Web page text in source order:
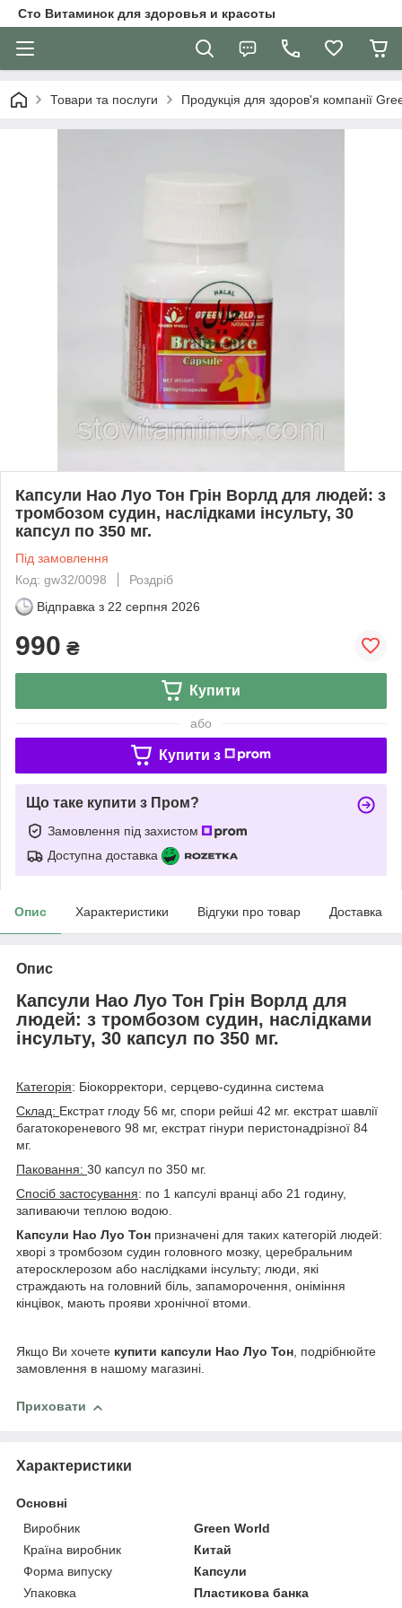
Сто Витаминок для здоровья и красоты
Товари та послуги Продукція для здоров'я компанії
Капсули Нао Луо Тон Грін Ворлд для людей: з
тромбозом судин, наслідками інсульту, 30
капсул по 350 мг.
Під замовлення
Код: gw32/0098
Роздріб
Відправка з 22 серпня 2026
990 ₴
Купити
або
Купити з
Що таке купити з Пром?
Замовлення під захистом
Доступна доставка
Опис Характеристики Відгуки про товар Доставка
Опис
Капсули Нао Луо Тон Грін Ворлд для
людей: з тромбозом судин, наслідками
інсульту, 30 капсул по 350 мг.
Категорія: Біокорректори, серцево-судинна система
Склад: Екстрат глоду 56 мг, спори рейші 42 мг. екстрат шавлії
багатокореневого 98 мг, екстрат гінури перистонадрізної 84
мг.
Паковання: 30 капсул по 350 мг.
Спосіб застосування: по 1 капсулі вранці або 21 годину,
запиваючи теплою водою.
Капсули Нао Луо Тон призначені для таких категорій людей:
хворі з тромбозом судин головного мозку, церебральним
атеросклерозом або наслідками інсульту; люди, які
страждають на головний біль, запаморочення, оніміння
кінцівок, мають прояви хронічної втоми.
Якщо Ви хочете купити капсули Нао Луо Тон, подрібнюйте
замовлення в нашому магазині.
Приховати
Характеристики
Основні
Виробник
Green World
Країна виробник
Китай
Форма випуску
Капсули
Упаковка
Пластикова банка